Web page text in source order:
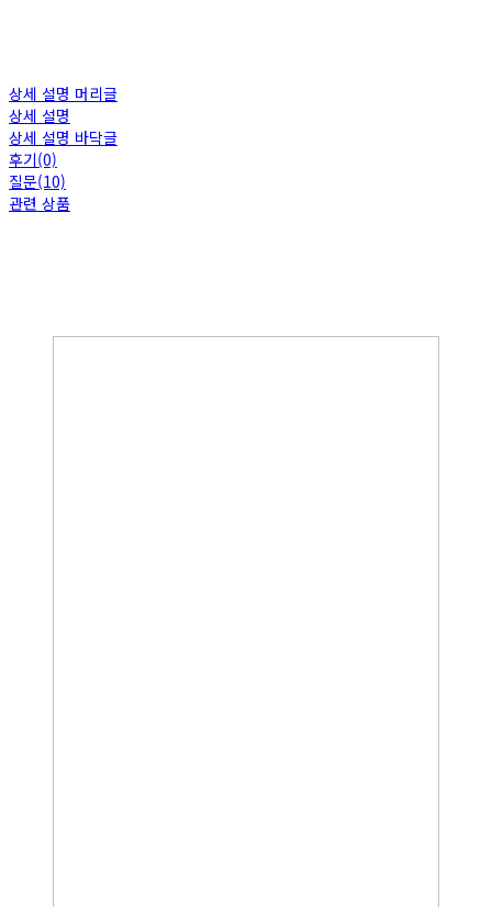
상세 설명 머리글
상세 설명
상세 설명 바닥글
후기(0)
질문(10)
관련 상품